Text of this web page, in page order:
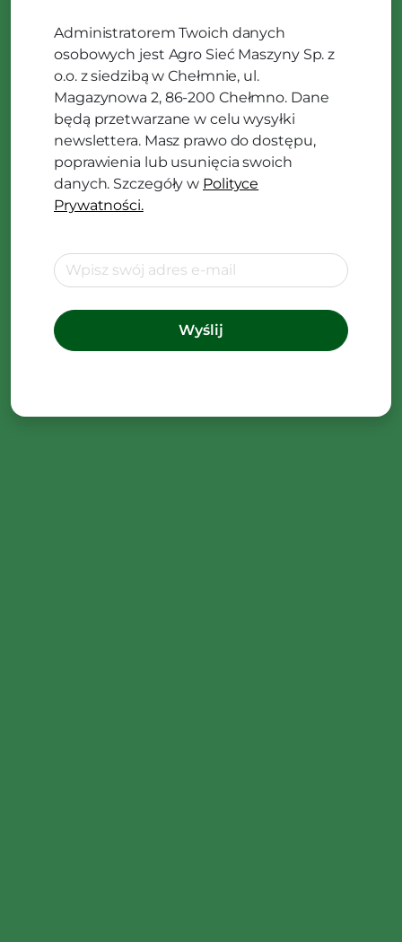
Administratorem Twoich danych
osobowych jest Agro Sieć Maszyny Sp. z
o.o. z siedzibą w Chełmnie, ul.
Magazynowa 2, 86-200 Chełmno. Dane
będą przetwarzane w celu wysyłki
newslettera. Masz prawo do dostępu,
poprawienia lub usunięcia swoich
danych. Szczegóły w Polityce
Prywatności.